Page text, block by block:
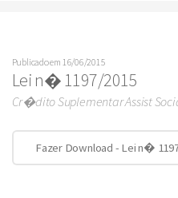
Publicado em 16/06/2015
Lei n� 1197/2015
Cr�dito Suplementar Assist
Fazer Download - Lei n�